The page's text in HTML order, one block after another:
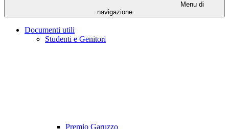
Menu di
navigazione
Documenti utili
Studenti e Genitori
Premio Garuzzo